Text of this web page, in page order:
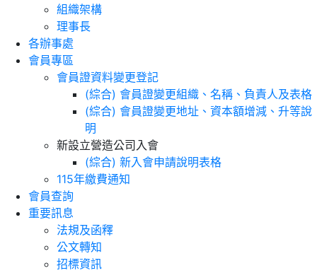
組織架構
理事長
各辦事處
會員專區
會員證資料變更登記
(綜合) 會員證變更組織、名稱、負責人及表格
(綜合) 會員證變更地址、資本額增減、升等說
明
新設立營造公司入會
(綜合) 新入會申請說明表格
115年繳費通知
會員查詢
重要訊息
法規及函釋
公文轉知
招標資訊